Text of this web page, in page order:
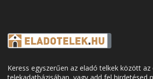
Keress egyszerűen az eladó telkek között